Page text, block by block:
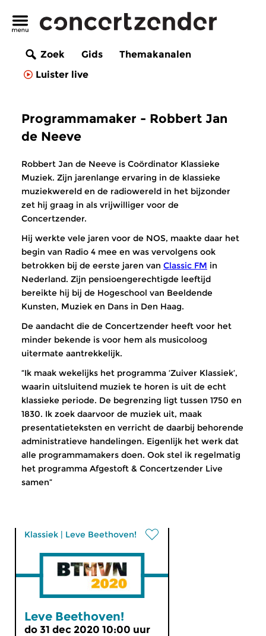
Zoek Gids
Themakanalen
Luister live
Programmamaker - Robbert Jan
de Neeve
Robbert Jan de Neeve is Coördinator Klassieke
Muziek. Zijn jarenlange ervaring in de klassieke
muziekwereld en de radiowereld in het bijzonder
zet hij graag in als vrijwilliger voor de
Concertzender.
Hij werkte vele jaren voor de NOS, maakte daar het
begin van Radio 4 mee en was vervolgens ook
betrokken bij de eerste jaren van Classic FM in
Nederland. Zijn pensioengerechtigde leeftijd
bereikte hij bij de Hogeschool van Beeldende
Kunsten, Muziek en Dans in Den Haag.
De aandacht die de Concertzender heeft voor het
minder bekende is voor hem als musicoloog
uitermate aantrekkelijk.
“Ik maak wekelijks het programma ‘Zuiver Klassiek’,
waarin uitsluitend muziek te horen is uit de echt
klassieke periode. De begrenzing ligt tussen 1750 en
1830. Ik zoek daarvoor de muziek uit, maak
presentatieteksten en verricht de daarbij behorende
administratieve handelingen. Eigenlijk het werk dat
alle programmamakers doen. Ook stel ik regelmatig
het programma Afgestoft & Concertzender Live
samen”
Klassiek | Leve Beethoven!
Leve Beethoven!
do 31 dec 2020 10:00 uur